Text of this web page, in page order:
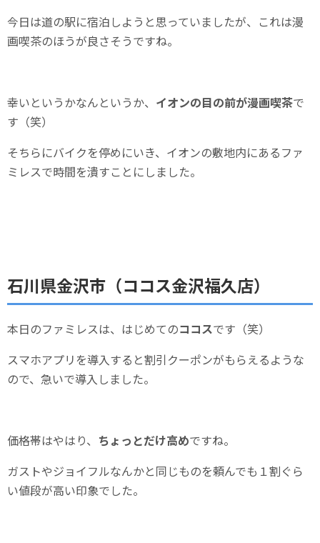
今日は道の駅に宿泊しようと思っていましたが、これは漫
画喫茶のほうが良さそうですね。
幸いというかなんというか、 イオンの目の前が漫画喫茶で
す（笑）
そちらにバイクを停めにいき、イオンの敷地内にあるファ
ミレスで時間を潰すことにしました。
石川県金沢市（ココス金沢福久店）
本日のファミレスは、はじめてのココスです（笑）
スマホアプリを導入すると割引クーポンがもらえるような
ので、急いで導入しました。
価格帯はやはり、 ちょっとだけ高めですね。
ガストやジョイフルなんかと同じものを頼んでも１割ぐら
い値段が高い印象でした。